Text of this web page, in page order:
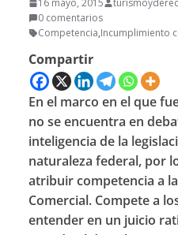
16 mayo, 2015
0 comentarios
Competencia,Incumplimiento
Compartir
En el marco en el que
no se encuentra en
inteligencia de la
naturaleza federal, por
atribuir competencia a
Comercial. Compete a
entender en un juicio